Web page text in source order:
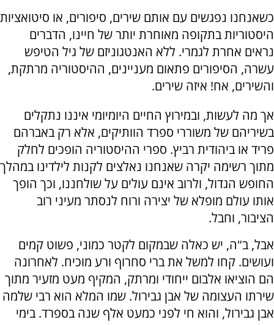
כשאנחנו נפגשים עם אותם שירים, סיפורים, או סיטואציות
היסטוריות בתקופה מאוחרת יותר של חיינו, הדברים
נראים אחרת לגמרי. ללא האנטגוניזם של גיל הטיפש
עשרה, הסיפורים פתאום מעניינים, ההיסטוריה מרתקת,
והשירים, אח! איזה שירים.
אך מה לעשות, ובמירוץ החיים היומיומי איננו נתקלים
בשיריהם של משוררי ספרד הוותיקים, אלא רק באברהם
פריד או ביהודית רביץ. ספרי ההיסטוריה הופכים לחלק
מתוך רשימה יקרה שאנחנו נאלצים לקנות לילדינו במהלך
החופש הגדול, ולרוב אינם עולים על שולחננו, וכך הופך
אותו עולם מופלא של יצירה ורוח לנסתר מעיני רוב
הציבור, וחבל.
אבל, ב"ה, יש כאלה שבמקום לקטר כמוני, פשוט קמים
ועושים. קחו למשל את ברי סחרוף ורע מוכיח. לאחרונה
הם הוציאו אלבום ייחודי ומרתק, המקיף מעט מזעיר מתוך
שירתו העצומה של אבן גבירול. שמו המלא הוא רבי שלמה
אבן גבירול, והוא חי לפני כמעט אלף שנה בספרד. בימי